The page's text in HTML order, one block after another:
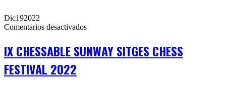
Dic192022
Comentarios desactivadosen
SUNWAY
IX CHESSABLE SUNWAY SITGES CHESS
FESTIVAL 2022